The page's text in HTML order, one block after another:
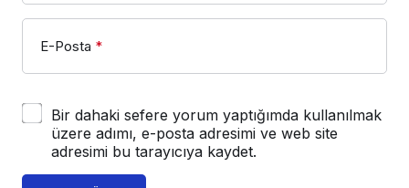
E-Posta *
Bir dahaki sefere yorum yaptığımda kullanılmak
üzere adımı, e-posta adresimi ve web site
adresimi bu tarayıcıya kaydet.